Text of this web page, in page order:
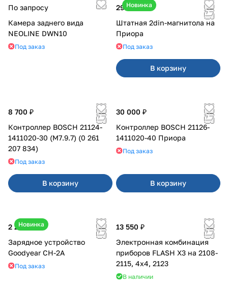
По запросу
Камера заднего вида
NEOLINE DWN10
Под заказ
Новинка
29 000 ₽
Штатная 2din-магнитола на
Приора
Под заказ
В корзину
8 700 ₽
Контроллер BOSCH 21124-
1411020-30 (M7.9.7) (0 261
207 834)
Под заказ
В корзину
30 000 ₽
Контроллер BOSCH 21126-
1411020-40 Приора
Под заказ
В корзину
Новинка
2 200 ₽
Зарядное устройство
Goodyear CH-2A
Под заказ
13 550 ₽
Электронная комбинация
приборов FLASH X3 на 2108-
2115, 4х4, 2123
В наличии